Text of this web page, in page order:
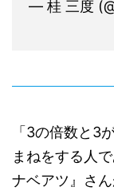
— 桂 三度
「3の倍数と3
まねをする人
ナベアツ』さ